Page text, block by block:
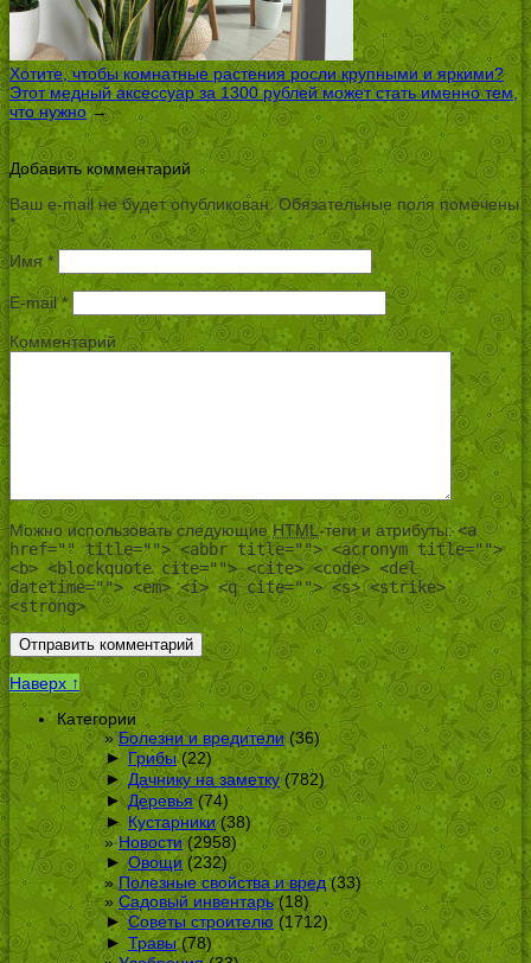
Хотите, чтобы комнатные растения росли крупными и яркими?
Этот медный аксессуар за 1300 рублей может стать именно тем,
что нужно→
Добавить комментарий
Ваш e-mail не будет опубликован.Обязательные поля помечены
*
Имя*
E-mail*
Комментарий
Можно использовать следующиеHTML-теги и атрибуты:<a
href="" title=""> <abbr title=""> <acronym title="">
<b> <blockquote cite=""> <cite> <code> <del
datetime=""> <em> <i> <q cite=""> <s> <strike>
<strong>
Наверх ↑
Категории
Болезни и вредители(36)
► Грибы(22)
► Дачнику на заметку(782)
► Деревья(74)
► Кустарники(38)
Новости(2958)
► Овощи (232)
Полезные свойства и вред(33)
Садовый инвентарь(18)
► Советы строителю(1712)
► Травы(78)